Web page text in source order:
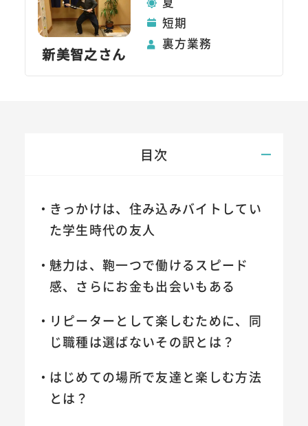
新美智之さん
短期
裏方業務
目次
きっかけは、住み込みバイトしてい
た学生時代の友人
魅力は、鞄一つで働けるスピード
感、さらにお金も出会いもある
リピーターとして楽しむために、同
じ職種は選ばないその訳とは？
はじめての場所で友達と楽しむ方法
とは？